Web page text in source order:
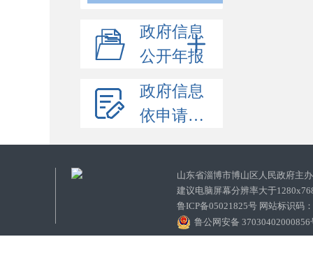
政府信息
公开年报
政府信息
依申请公开
山东省淄博市博山区人民政府
建议电脑屏幕分辨率大于
鲁ICP备05021825号 网站标识码
鲁公网安备 37030402000856